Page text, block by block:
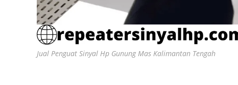
Jual Penguat Sinyal Hp Gunung Mas Kalimantan Tengah